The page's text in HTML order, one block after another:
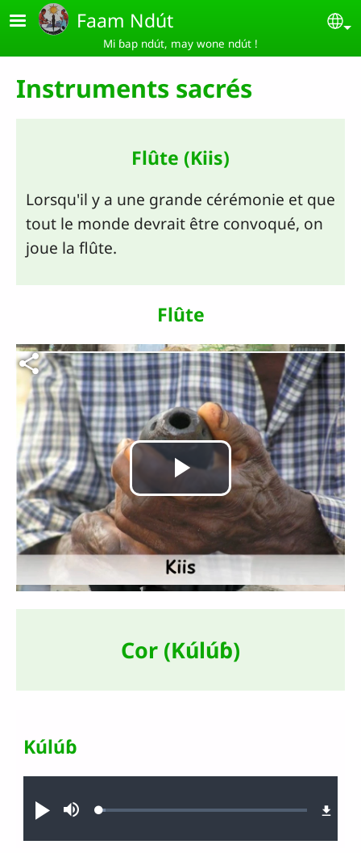
Aller au contenu principal
Faam Ndút
Mi ɓap ndút, may wone ndút !
Instruments sacrés
Flûte (Kiis)
Lorsqu'il y a une grande cérémonie et que
tout le monde devrait être convoqué, on
joue la flûte.
Fichier vidéo
Lire
la
vidéo
Flûte
Cor (Kúlúɓ)
JouerSourdineLoaded:
Kúlúɓ